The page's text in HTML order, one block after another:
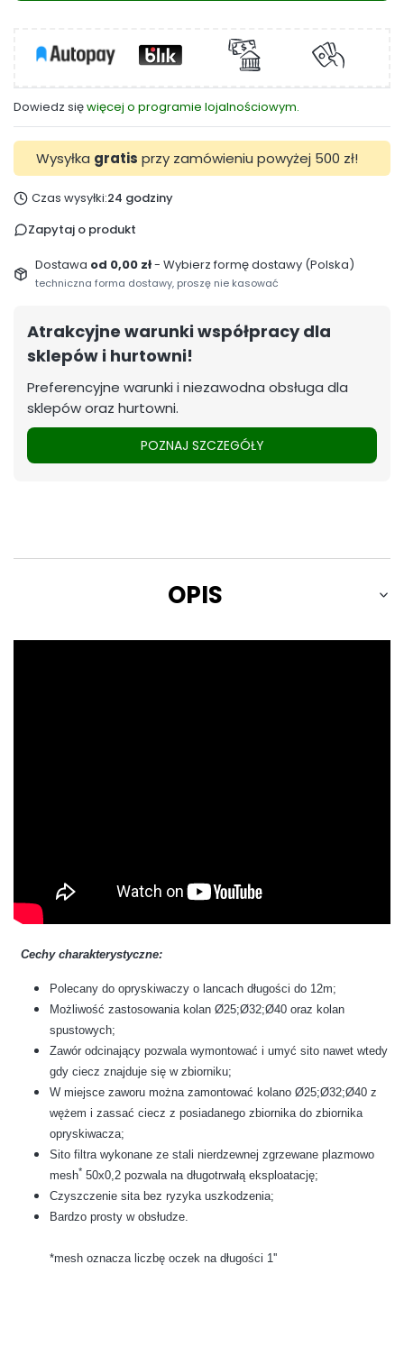
Dowiedz sięwięcej o programie lojalnościowym.
Wysyłka gratis przy zamówieniu powyżej 500 zł!
Czas wysyłki:24 godziny
Zapytaj o produkt
Dostawa od 0,00 zł- Wybierz formę dostawy (Polska)
techniczna forma dostawy, proszę nie kasować
Atrakcyjne warunki współpracy dla
sklepów i hurtowni!
Preferencyjne warunki i niezawodna obsługa dla
sklepów oraz hurtowni.
POZNAJ SZCZEGÓŁY
OPIS
Cechy charakterystyczne:
Polecany do opryskiwaczy o lancach długości do 12m;
Możliwość zastosowania kolan Ø25;Ø32;Ø40 oraz kolan
spustowych;
Zawór odcinający pozwala wymontować i umyć sito nawet wtedy
gdy ciecz znajduje się w zbiorniku;
W miejsce zaworu można zamontować kolano Ø25;Ø32;Ø40 z
wężem i zassać ciecz z posiadanego zbiornika do zbiornika
opryskiwacza;
Sito filtra wykonane ze stali nierdzewnej zgrzewane plazmowo
mesh* 50x0,2 pozwala na długotrwałą eksploatację;
Czyszczenie sita bez ryzyka uszkodzenia;
Bardzo prosty w obsłudze.
*mesh oznacza liczbę oczek na długości 1''